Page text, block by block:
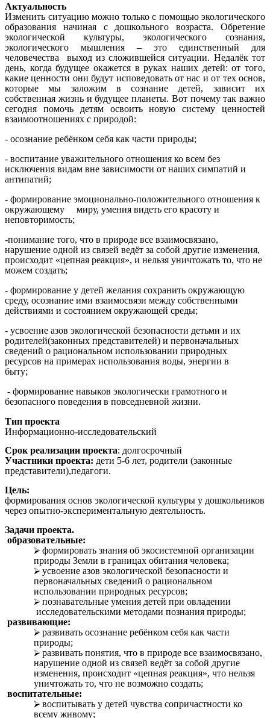
Актуальность
Изменить ситуацию можно только с помощью экологического
образования начиная с дошкольного возраста. Обретение
экологической культуры, экологического сознания,
экологического мышления – это единственный для
человечества выход из сложившейся ситуации. Недалёк тот
день, когда будущее окажется в руках наших детей: от того,
какие ценности они будут исповедовать от нас и от тех основ,
которые мы заложим в сознание детей, зависит их
собственная жизнь и будущее планеты. Вот почему так важно
сегодня помочь детям освоить новую систему ценностей
взаимоотношениях с природой:
- осознание ребёнком себя как части природы;
- воспитание уважительного отношения ко всем без
исключения видам вне зависимости от наших симпатий и
антипатий;
- формирование эмоционально-положительного отношения к
окружающему миру, умения видеть его красоту и
неповторимость;
-понимание того, что в природе все взаимосвязано,
нарушение одной из связей ведёт за собой другие изменения,
происходит «цепная реакция», и нельзя уничтожать то, что не
можем создать;
- формирование у детей желания сохранить окружающую
среду, осознание ими взаимосвязи между собственными
действиями и состоянием окружающей среды;
- усвоение азов экологической безопасности детьми и их
родителей(законных представителей) и первоначальных
сведений о рациональном использовании природных
ресурсов на примерах использования воды, энергии в
быту;
- формирование навыков экологически грамотного и
безопасного поведения в повседневной жизни.
Тип проекта
Информационно-исследовательский
Срок реализации проекта: долгосрочный
Участники проекта: дети 5-6 лет, родители (законные
представители),педагоги.
Цель:
формирования основ экологической культуры у дошкольников
через опытно-экспериментальную деятельность.
Задачи проекта.
образовательные:
формировать знания об экосистемной организации
природы Земли в границах обитания человека;
усвоение азов экологической безопасности и
первоначальных сведений о рациональном
использовании природных ресурсов;
познавательные умения детей при овладении
исследовательскими методами познания природы;
развивающие:
развивать осознание ребёнком себя как части
природы;
развивать понятия, что в природе все взаимосвязано,
нарушение одной из связей ведёт за собой другие
изменения, происходит «цепная реакция», что нельзя
уничтожать то, что не возможно создать;
воспитательные:
воспитывать у детей чувства сопричастности ко
всему живому;